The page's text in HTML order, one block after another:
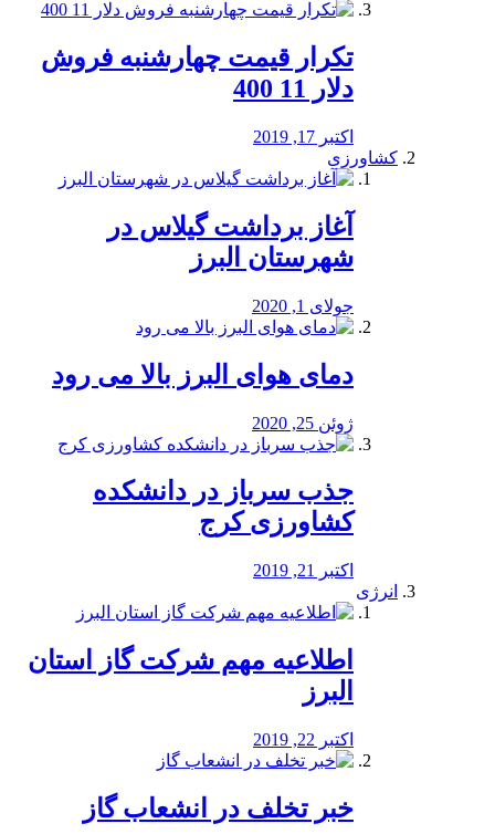
تکرار قیمت چهارشنبه فروش
دلار 11 400
اکتبر 17, 2019
کشاورزی
آغاز برداشت گیلاس در
شهرستان البرز
جولای 1, 2020
دمای هوای البرز بالا می رود
ژوئن 25, 2020
جذب سرباز در دانشکده
کشاورزی کرج
اکتبر 21, 2019
انرژی
️اطلاعیه مهم شرکت گاز استان
البرز
اکتبر 22, 2019
خبر تخلف در انشعاب گاز